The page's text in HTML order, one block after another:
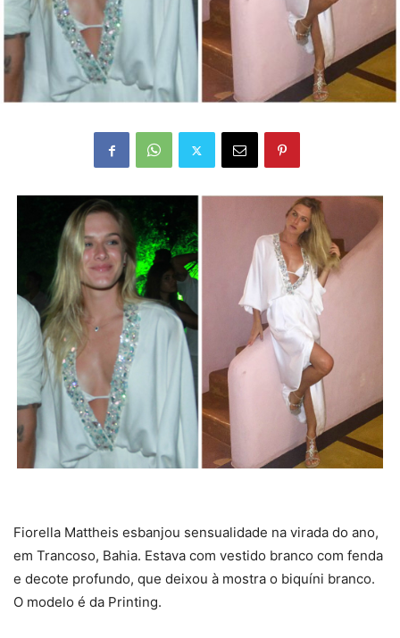
Fiorella Mattheis esbanjou sensualidade na virada do ano,
em Trancoso, Bahia. Estava com vestido branco com fenda
e decote profundo, que deixou à mostra o biquíni branco.
O modelo é da Printing.